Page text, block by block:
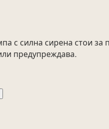
силна сирена стои
предупреждава.